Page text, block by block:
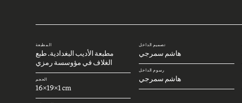
تصميم الداخل
هاشم سمرجي
رسوم الداخل
هاشم سمرجي
المطبعة
مطبعة الأديب البغدادية. طبع
الغلاف في مؤوسسة رمزي
الحجم
16x19x1 cm